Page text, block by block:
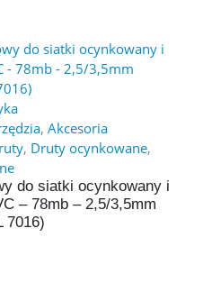
, Akcesoria
, Druty ocynkowane,
do siatki ocynkowany i
– 78mb – 2,5/3,5mm
7016)